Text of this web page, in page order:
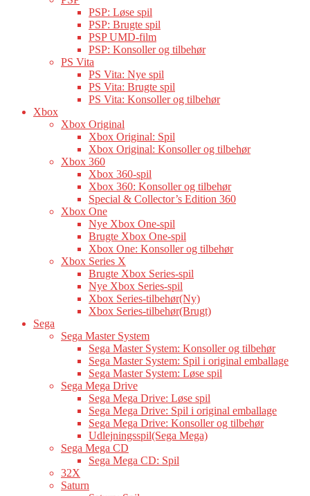
PSP: Løse spil
PSP: Brugte spil
PSP UMD-film
PSP: Konsoller og tilbehør
PS Vita
PS Vita: Nye spil
PS Vita: Brugte spil
PS Vita: Konsoller og tilbehør
Xbox
Xbox Original
Xbox Original: Spil
Xbox Original: Konsoller og tilbehør
Xbox 360
Xbox 360-spil
Xbox 360: Konsoller og tilbehør
Special & Collector’s Edition 360
Xbox One
Nye Xbox One-spil
Brugte Xbox One-spil
Xbox One: Konsoller og tilbehør
Xbox Series X
Brugte Xbox Series-spil
Nye Xbox Series-spil
Xbox Series-tilbehør(Ny)
Xbox Series-tilbehør(Brugt)
Sega
Sega Master System
Sega Master System: Konsoller og tilbehør
Sega Master System: Spil i original emballage
Sega Master System: Løse spil
Sega Mega Drive
Sega Mega Drive: Løse spil
Sega Mega Drive: Spil i original emballage
Sega Mega Drive: Konsoller og tilbehør
Udlejningsspil(Sega Mega)
Sega Mega CD
Sega Mega CD: Spil
32X
Saturn